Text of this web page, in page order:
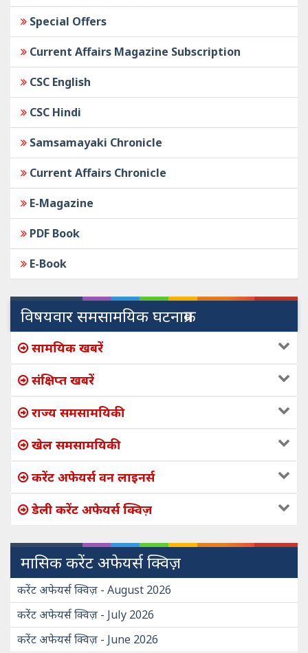
Special Offers
Current Affairs Magazine Subscription
CSC English
CSC Hindi
Samsamayaki Chronicle
Current Affairs Chronicle
E-Magazine
PDF Book
E-Book
विषयवार समसामयिक घटनाक्रम
सामयिक खबरें
संक्षिप्त खबरें
राज्य समसामयिकी
खेल समसामयिकी
करेंट अफेयर्स वन लाइनर्स
डेली करेंट अफेयर्स क्विज़
मासिक करेंट अफेयर्स क्विज़
करेंट अफेयर्स क्विज़ - August 2026
करेंट अफेयर्स क्विज़ - July 2026
करेंट अफेयर्स क्विज़ - June 2026